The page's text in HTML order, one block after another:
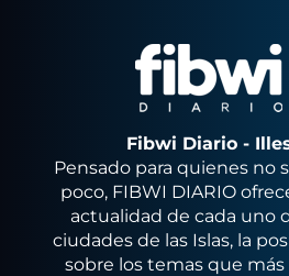
Fibwi Diario -
Pensado para quienes no
poco, FIBWI DIARIO
actualidad de cada uno
ciudades de las Islas, la
sobre los temas que